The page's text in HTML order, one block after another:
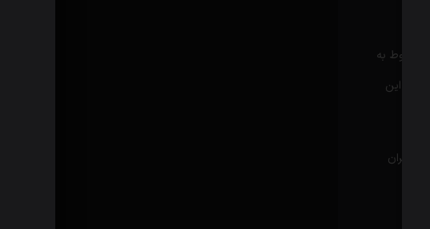
مربوط به
است، که این
در کنار این ویژگی‌ها، صرافی بیت یونیکس تلاش می‌کند با ارائه تخفیف‌های ویژه، بونوس‌های ثبت‌نام و برنامه‌های VIP، کاربران